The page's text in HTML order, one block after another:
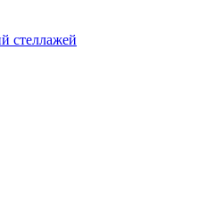
стеллажей